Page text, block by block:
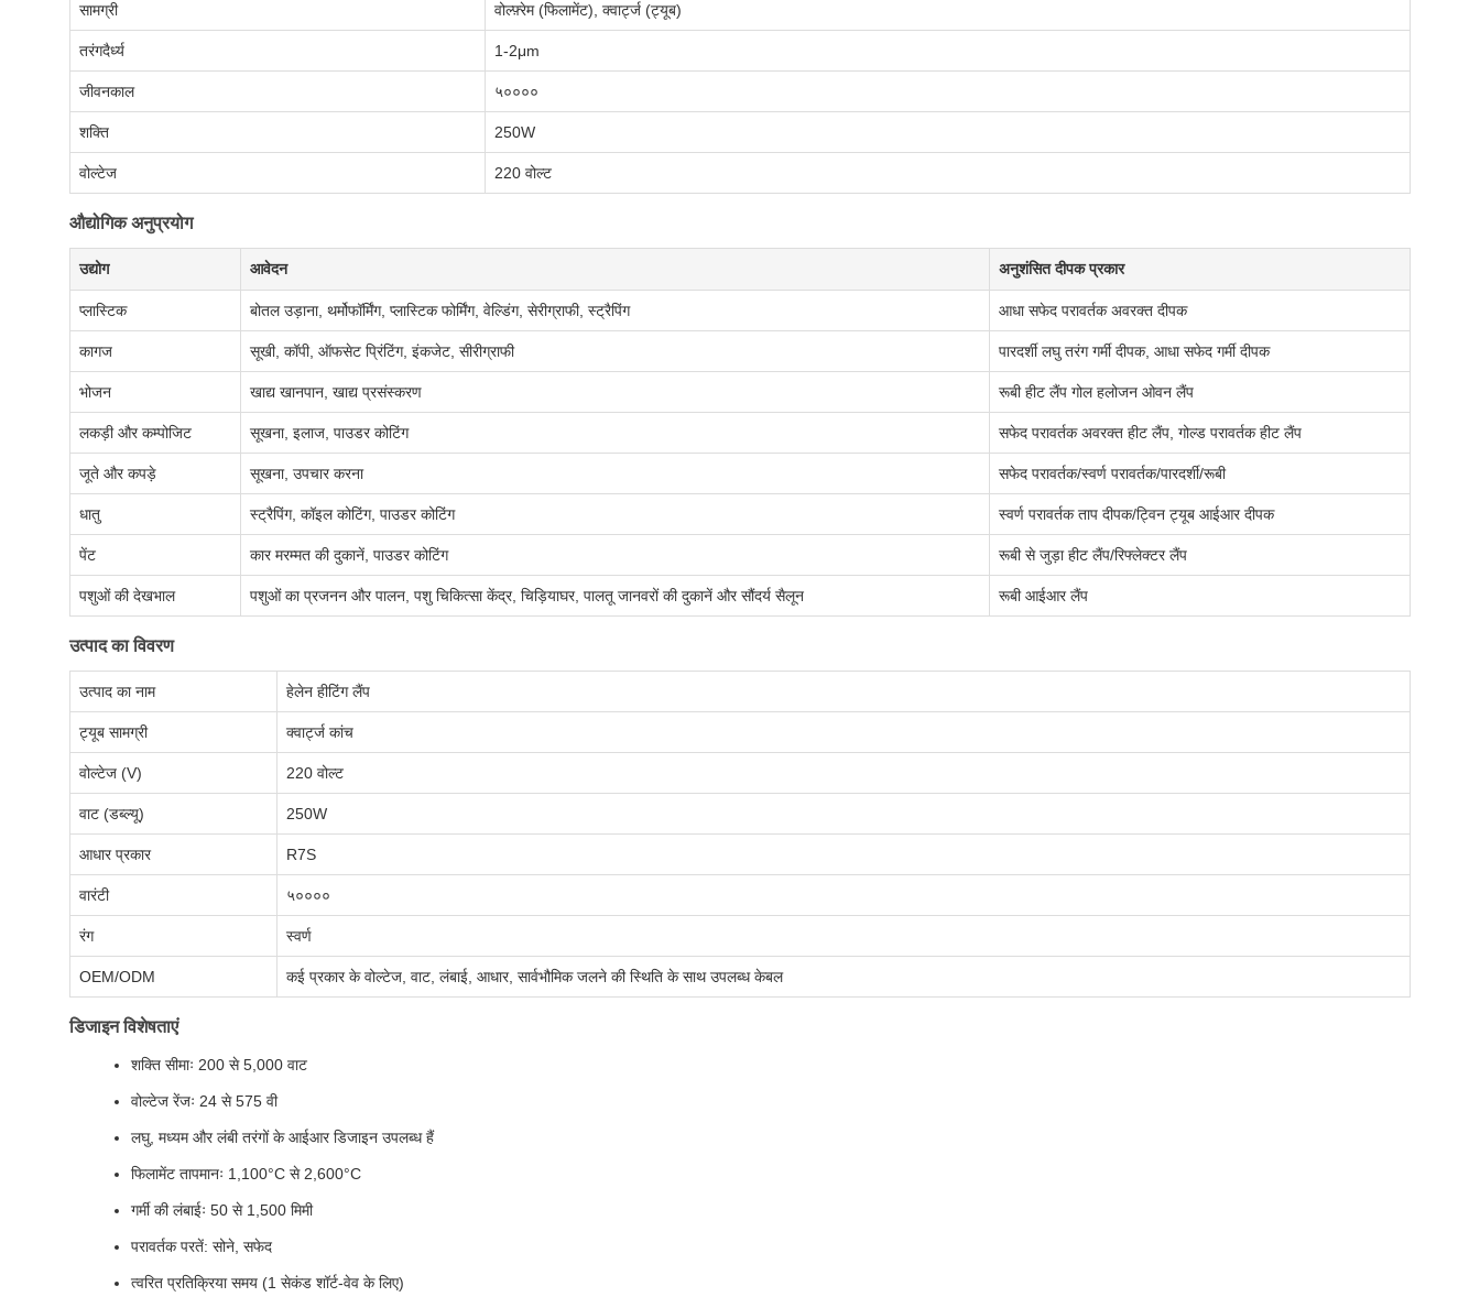
सामग्री वोल्फ़्रेम (फिलामेंट), क्वार्ट्ज (ट्यूब)
तरंगदैर्ध्य 1-2μm
जीवनकाल ५००००
शक्ति 250W
वोल्टेज 220 वोल्ट
औद्योगिक अनुप्रयोग
उद्योग आवेदन अनुशंसित दीपक प्रकार
प्लास्टिक बोतल उड़ाना, थर्मोफॉर्मिंग, प्लास्टिक फोर्मिंग, वेल्डिंग, सेरीग्राफी, स्ट्रैपिंग आधा सफेद परावर्तक अवरक्त दीपक
कागज सूखी, कॉपी, ऑफसेट प्रिंटिंग, इंकजेट, सीरीग्राफी पारदर्शी लघु तरंग गर्मी दीपक, आधा सफेद गर्मी दीपक
भोजन खाद्य खानपान, खाद्य प्रसंस्करण रूबी हीट लैंप गोल हलोजन ओवन लैंप
लकड़ी और कम्पोजिट सूखना, इलाज, पाउडर कोटिंग सफेद परावर्तक अवरक्त हीट लैंप, गोल्ड परावर्तक हीट लैंप
जूते और कपड़े सूखना, उपचार करना सफेद परावर्तक/स्वर्ण परावर्तक/पारदर्शी/रूबी
धातु स्ट्रैपिंग, कॉइल कोटिंग, पाउडर कोटिंग स्वर्ण परावर्तक ताप दीपक/ट्विन ट्यूब आईआर दीपक
पेंट कार मरम्मत की दुकानें, पाउडर कोटिंग रूबी से जुड़ा हीट लैंप/रिफ्लेक्टर लैंप
पशुओं की देखभाल पशुओं का प्रजनन और पालन, पशु चिकित्सा केंद्र, चिड़ियाघर, पालतू जानवरों की दुकानें और सौंदर्य सैलून रूबी आईआर लैंप
उत्पाद का विवरण
उत्पाद का नाम हेलेन हीटिंग लैंप
ट्यूब सामग्री क्वार्ट्ज कांच
वोल्टेज (V) 220 वोल्ट
वाट (डब्ल्यू) 250W
आधार प्रकार R7S
वारंटी ५००००
रंग स्वर्ण
OEM/ODM कई प्रकार के वोल्टेज, वाट, लंबाई, आधार, सार्वभौमिक जलने की स्थिति के साथ उपलब्ध केबल
डिजाइन विशेषताएं
शक्ति सीमाः 200 से 5,000 वाट
वोल्टेज रेंजः 24 से 575 वी
लघु, मध्यम और लंबी तरंगों के आईआर डिजाइन उपलब्ध हैं
फिलामेंट तापमानः 1,100°C से 2,600°C
गर्मी की लंबाईः 50 से 1,500 मिमी
परावर्तक परतें: सोने, सफेद
त्वरित प्रतिक्रिया समय (1 सेकंड शॉर्ट-वेव के लिए)